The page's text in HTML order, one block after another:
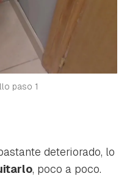
paso 1
deteriorado, lo
, poco a poco.